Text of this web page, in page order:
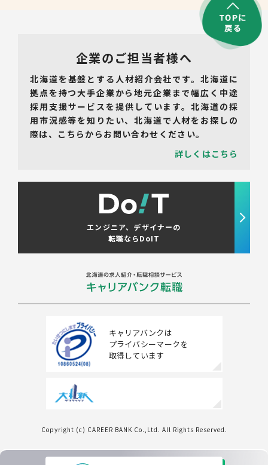
条件をクリアする この内容で検索する
企業のご担当者様へ
北海道を基盤とする人材紹介会社です。北海道に
拠点を持つ大手企業から地元企業まで幅広く中途
採用支援サービスを提供しています。北海道の採
用市況感等を知りたい、北海道で人材をお探しの
際は、こちらからお問い合わせください。
詳しくはこちら
エンジニア、デザイナーの
転職ならDoIT
キャリアバンクは
プライバシーマークを
取得しています
Copyright (c) CAREER BANK Co.,Ltd. All Rights Reserved.